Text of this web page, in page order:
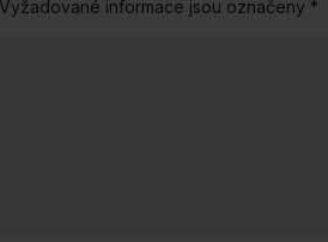
Vyžadované informace jsou označeny *